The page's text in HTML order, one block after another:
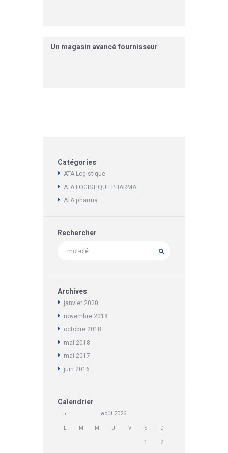
Un magasin avancé fournisseur
Catégories
ATA Logistique
ATA LOGISTIQUE PHARMA
ATA pharma
Rechercher
Archives
janvier 2020
novembre 2018
octobre 2018
mai 2018
mai 2017
juin 2016
Calendrier
août 2026
L M M J V S D
1
2